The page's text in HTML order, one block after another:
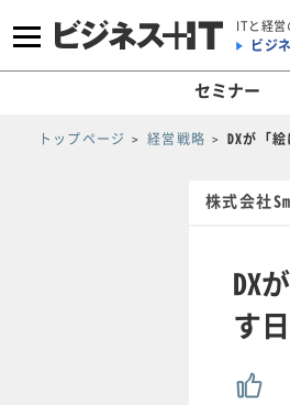
ITと経営
ビジ
セミナー
トップページ 経営戦略 DXが「
株式会社
DX
す